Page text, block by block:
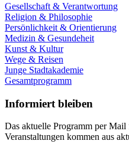
Gesellschaft & Verantwortung
Religion & Philosophie
Persönlichkeit & Orientierung
Medizin & Gesundeheit
Kunst & Kultur
Wege & Reisen
Junge Stadtakademie
Gesamtprogramm
Informiert bleiben
Das aktuelle Programm per
Veranstaltungen kommen aus